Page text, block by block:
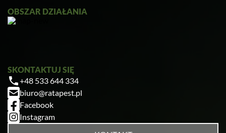
Zrobiłem/am już coś sam/a przed zabiegiem
— pomogłem czy zaszkodziłem?
OBSZAR DZIAŁANIA
SKONTAKTUJ SIĘ
+48 533 644 334
biuro@ratapest.pl
Facebook
Instagram